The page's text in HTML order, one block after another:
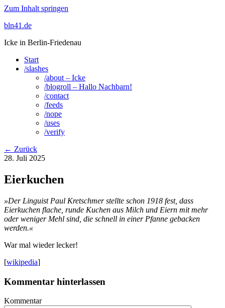
Zum Inhalt springen
bln41.de
Icke in Berlin-Friedenau
Start
/slashes
/about – Icke
/blogroll – Hallo Nachbarn!
/contact
/feeds
/nope
/uses
/verify
← Zurück
28. Juli 2025
Eierkuchen
»Der Linguist Paul Kretschmer stellte schon 1918 fest, dass
Eierkuchen flache, runde Kuchen aus Milch und Eiern mit mehr
oder weniger Mehl sind, die schnell in einer Pfanne gebacken
werden.«
War mal wieder lecker!
[wikipedia]
Kommentar hinterlassen
Kommentar